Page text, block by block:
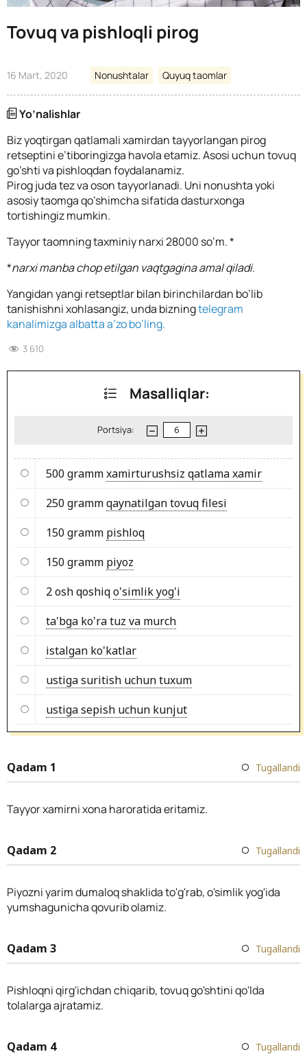
Tovuq va pishloqli pirog
16 Mart, 2020 Nonushtalar Quyuq taomlar
Yo’nalishlar
Biz yoqtirgan qatlamali xamirdan tayyorlangan pirog
retseptini e’tiboringizga havola etamiz. Asosi uchun tovuq
go’shti va pishloqdan foydalanamiz.
Pirog juda tez va oson tayyorlanadi. Uni nonushta yoki
asosiy taomga qo’shimcha sifatida dasturxonga
tortishingiz mumkin.
Tayyor taomning taxminiy narxi 28000 so’m. *
*narxi manba chop etilgan vaqtgagina amal qiladi.
Yangidan yangi retseptlar bilan birinchilardan bo’lib
tanishishni xohlasangiz, unda bizningtelegram
kanalimizga albatta a’zo bo’ling.
3 610
Masalliqlar:
Portsiya:
500 grammxamirturushsiz qatlama xamir
250 grammqaynatilgan tovuq filesi
150 gramm pishloq
150 gramm piyoz
2 osh qoshiqo'simlik yog'i
ta'bga ko'ra tuz va murch
istalgan ko'katlar
ustiga suritish uchun tuxum
ustiga sepish uchun kunjut
Qadam 1 Tugallandi
Tayyor xamirni xona haroratida eritamiz.
Qadam 2 Tugallandi
Piyozni yarim dumaloq shaklida to'g'rab, o'simlik yog'ida
yumshagunicha qovurib olamiz.
Qadam 3 Tugallandi
Pishloqni qirg'ichdan chiqarib, tovuq go'shtini qo'lda
tolalarga ajratamiz.
Qadam 4 Tugallandi